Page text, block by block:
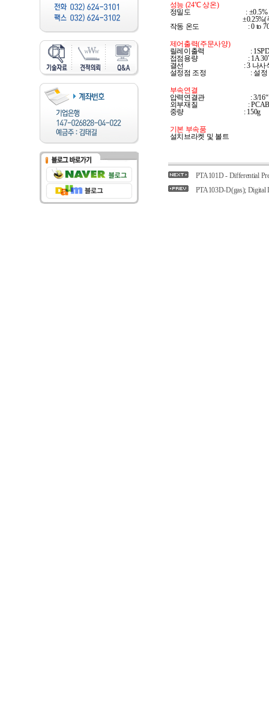
성능 (24℃ 상온)
정밀도
±0.25%(주문
작동 온도                              : 0
제어출력(주문사양)
릴레이출력
접점용량                               :
결선                                     :
설정점 조정
부속연결
압력연결관                            : 3/
외부재질                               :
중량                                     : 150g
기본 부속품
설치브라켓 및 볼트
PTA101D - Differential
PTA103D-D(gas); Digital